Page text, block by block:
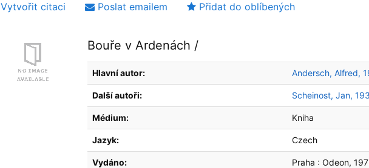
Vytvořit citaci Poslat emailem Přidat do oblíbených
Bouře v Ardenách /
Hlavní autor: Andersch, Alfred,
Další autoři: Scheinost, Jan,
Médium: Kniha
Jazyk: Czech
Vydáno: Praha : Odeon,